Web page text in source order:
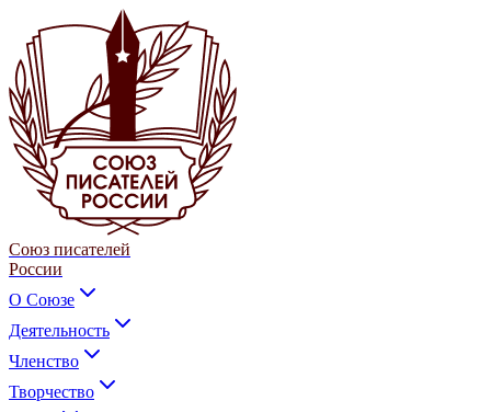
Союз писателей
России
О Союзе
Деятельность
Членство
Творчество